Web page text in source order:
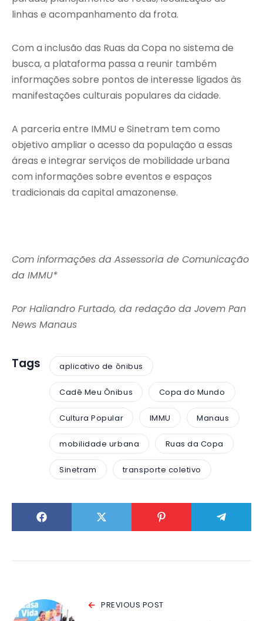
linhas e acompanhamento da frota.
Com a inclusão das Ruas da Copa no sistema de
busca, a plataforma passa a reunir também
informações sobre pontos de interesse ligados às
manifestações culturais populares da cidade.
A parceria entre IMMU e Sinetram tem como
objetivo ampliar o acesso da população a essas
áreas e integrar serviços de mobilidade urbana
com informações sobre eventos e espaços
tradicionais da capital amazonense.
Com informações da Assessoria de Comunicação
da IMMU*
Por Haliandro Furtado, da redação da Jovem Pan
News Manaus
Tags aplicativo de ônibus
Cadê Meu Ônibus Copa do Mundo
Cultura Popular IMMU Manaus
mobilidade urbana Ruas da Copa
Sinetram transporte coletivo
PREVIOUS POST